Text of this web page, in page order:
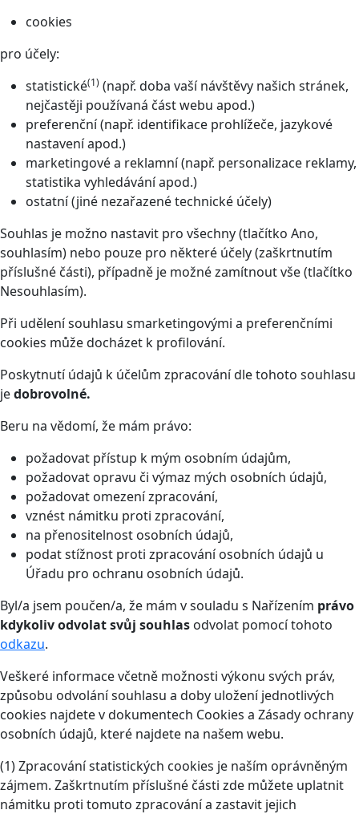
cookies
pro účely:
statistické(1) (např. doba vaší návštěvy našich stránek,
nejčastěji používaná část webu apod.)
preferenční (např. identifikace prohlížeče, jazykové
nastavení apod.)
marketingové a reklamní (např. personalizace reklamy,
statistika vyhledávání apod.)
ostatní (jiné nezařazené technické účely)
Souhlas je možno nastavit pro všechny (tlačítko Ano,
souhlasím) nebo pouze pro některé účely (zaškrtnutím
příslušné části), případně je možné zamítnout vše (tlačítko
Nesouhlasím).
Při udělení souhlasu smarketingovými a preferenčními
cookies může docházet k profilování.
Poskytnutí údajů k účelům zpracování dle tohoto souhlasu
jedobrovolné.
Beru na vědomí, že mám právo:
požadovat přístup k mým osobním údajům,
požadovat opravu či výmaz mých osobních údajů,
požadovat omezení zpracování,
vznést námitku proti zpracování,
na přenositelnost osobních údajů,
podat stížnost proti zpracování osobních údajů u
Úřadu pro ochranu osobních údajů.
Byl/a jsem poučen/a, že mám v souladu s Nařízením právo
kdykoliv odvolat svůj souhlas odvolat pomocí tohoto
odkazu.
Veškeré informace včetně možnosti výkonu svých práv,
způsobu odvolání souhlasu a doby uložení jednotlivých
cookies najdete v dokumentech Cookies a Zásady ochrany
osobních údajů, které najdete na našem webu.
(1) Zpracování statistických cookies je naším oprávněným
zájmem. Zaškrtnutím příslušné části zde můžete uplatnit
námitku proti tomuto zpracování a zastavit jejich